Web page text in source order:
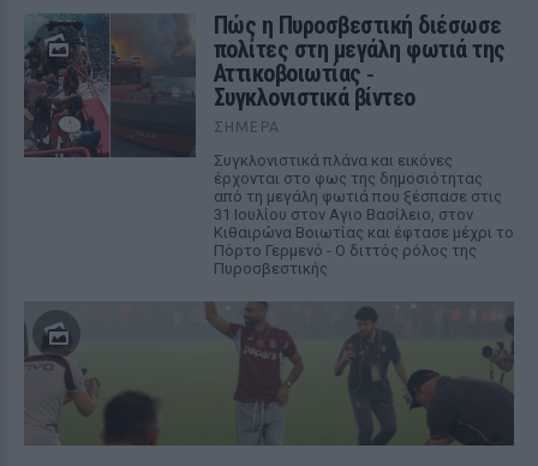
Πώς η Πυροσβεστική διέσωσε
πολίτες στη μεγάλη φωτιά της
Αττικοβοιωτίας ‑
Συγκλονιστικά βίντεο
ΣΉΜΕΡΑ
Συγκλονιστικά πλάνα και εικόνες
έρχονται στο φως της δημοσιότητας
από τη μεγάλη φωτιά που ξέσπασε στις
31 Ιουλίου στον Αγιο Βασίλειο, στον
Κιθαιρώνα Βοιωτίας και έφτασε μέχρι το
Πόρτο Γερμενό - Ο διττός ρόλος της
Πυροσβεστικής